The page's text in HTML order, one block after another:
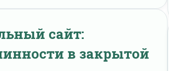
сайт:
в закрытой